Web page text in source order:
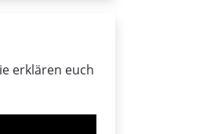
erklären euch